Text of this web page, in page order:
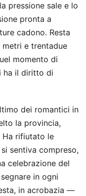
pressione sale e lo
pronta a
cadono. Resta
e trentadue
momento di
ha il diritto di
dei romantici in
la provincia,
Ha rifiutato le
sentiva compreso,
celebrazione del
in ogni
in acrobazia —